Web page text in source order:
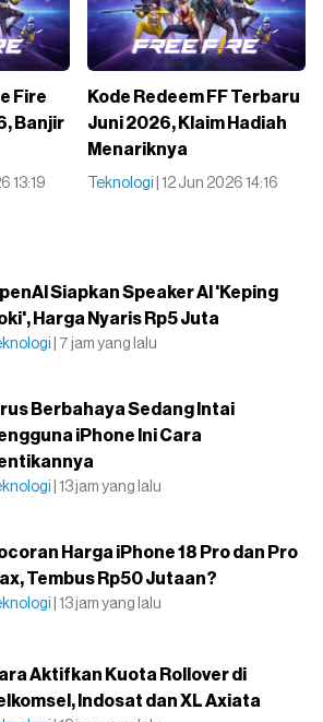
Fire
Banjir
13:19
Kode Redeem FF Terbaru
Juni 2026, Klaim Hadiah
Menariknya
Teknologi | 12 Jun 2026 14:16
Siapkan Speaker AI 'Keping
Harga Nyaris Rp5 Juta
| 7 jam yang lalu
Berbahaya Sedang Intai
iPhone Ini Cara
| 13 jam yang lalu
Harga iPhone 18 Pro dan Pro
Tembus Rp50 Jutaan?
| 13 jam yang lalu
Aktifkan Kuota Rollover di
Indosat dan XL Axiata